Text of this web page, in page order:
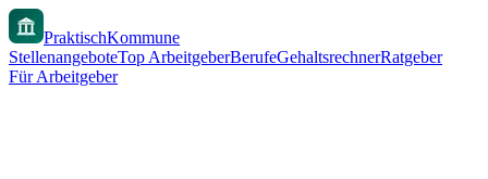
PraktischKommune
StellenangeboteTop ArbeitgeberBerufeGehaltsrechnerRatgeber
Für Arbeitgeber